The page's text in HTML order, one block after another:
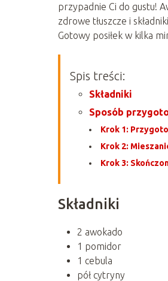
przypadnie Ci do gustu!
zdrowe tłuszcze i
Gotowy posiłek w kilka
Spis treści:
Składniki
Sposób
Krok 1:
Krok 2:
Krok 3:
Składniki
2 awokado
1 pomidor
1 cebula
pół cytryny